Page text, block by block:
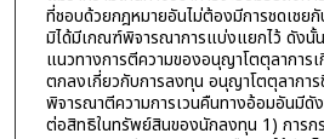
ที่ชอบด้วยกฎหมายอันไม่ต้องมีการชดเชย
มิได้มีเกณฑ์พิจารณาการแบ่งแยกไว้ ดังนั้
แนวทางการตีความของอนุญาโตตุลาการเ
ตกลงเกี่ยวกับการลงทุน อนุญาโตตุลาการ
พิจารณาตีความการเวนคืนทางอ้อมอันมีดั
ต่อสิทธิในทรัพย์สินของนักลงทุน 1) การก